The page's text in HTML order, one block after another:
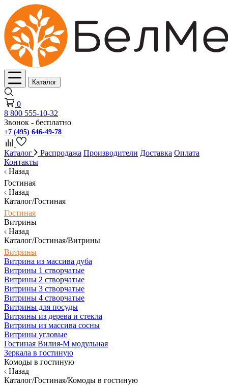
Каталог
0
8 800 555-10-32
Звонок - бесплатно
+7 (495) 646-49-78
Каталог Распродажа Производители Доставка Оплата
Контакты
Назад
Гостиная
Назад
Каталог/Гостиная
Гостиная
Витрины
Назад
Каталог/Гостиная/Витрины
Витрины
Витрина из массива дуба
Витрины 1 створчатые
Витрины 2 створчатые
Витрины 3 створчатые
Витрины 4 створчатые
Витрины для посуды
Витрины из дерева и стекла
Витрины из массива сосны
Витрины угловые
Гостиная Вилия-М модульная
Зеркала в гостиную
Комоды в гостиную
Назад
Каталог/Гостиная/Комоды в гостиную